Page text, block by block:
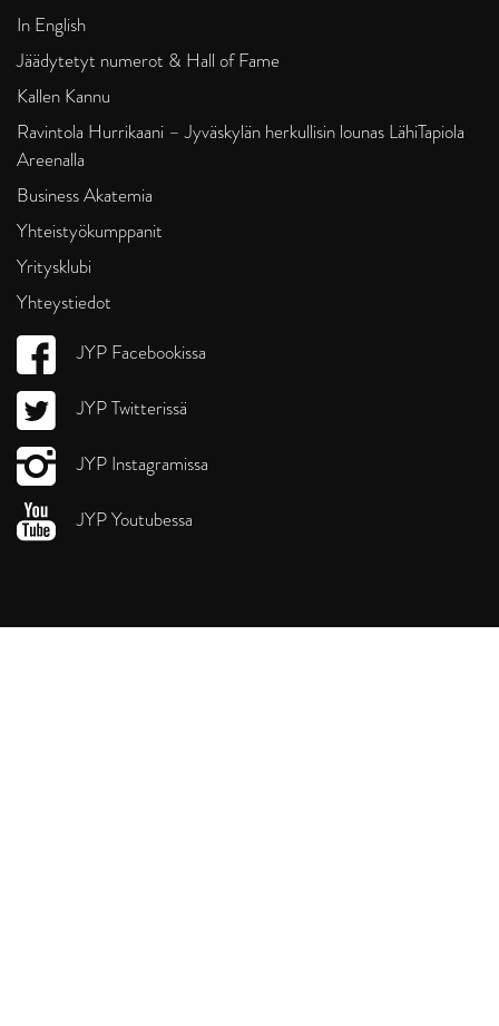
In English
Jäädytetyt numerot & Hall of Fame
Kallen Kannu
Ravintola Hurrikaani – Jyväskylän herkullisin lounas LähiTapiola
Areenalla
Business Akatemia
Yhteistyökumppanit
Yritysklubi
Yhteystiedot
JYP Facebookissa
JYP Twitterissä
JYP Instagramissa
JYP Youtubessa